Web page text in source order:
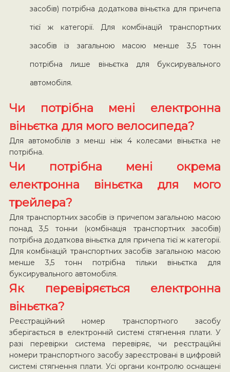
засобів) потрібна додаткова віньєтка для причепа
тієї ж категорії. Для комбінацій транспортних
засобів із загальною масою менше 3,5 тонн
потрібна лише віньєтка для буксирувального
автомобіля.
Чи потрібна мені електронна
віньєтка для мого велосипеда?
Для автомобілів з менш ніж 4 колесами віньєтка не
потрібна.
Чи потрібна мені окрема
електронна віньєтка для мого
трейлера?
Для транспортних засобів із причепом загальною масою
понад 3,5 тонни (комбінація транспортних засобів)
потрібна додаткова віньєтка для причепа тієї ж категорії.
Для комбінацій транспортних засобів загальною масою
менше 3,5 тонн потрібна тільки віньєтка для
буксирувального автомобіля.
Як перевіряється електронна
віньєтка?
Реєстраційний номер транспортного засобу
зберігається в електронній системі стягнення плати. У
разі перевірки система перевіряє, чи реєстраційні
номери транспортного засобу зареєстровані в цифровій
системі стягнення плати. Усі органи контролю оснащені